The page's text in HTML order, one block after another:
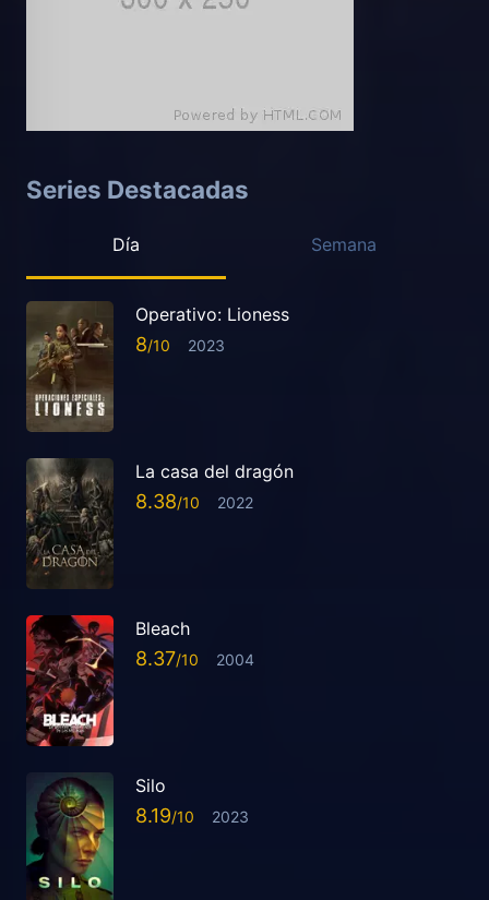
Series Destacadas
Día Semana
Operativo: Lioness
8 2023
La casa del dragón
8.38 2022
Bleach
8.37 2004
Silo
8.19 2023